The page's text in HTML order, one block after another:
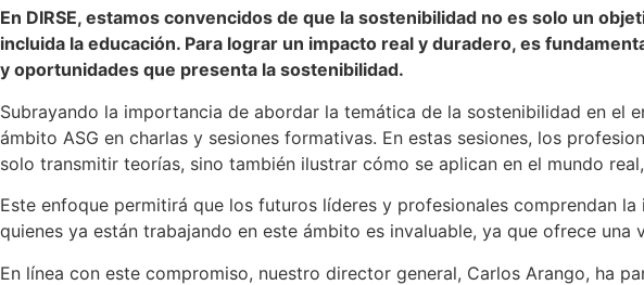
En DIRSE, estamos convencidos de que la sostenibilidad no es solo un
incluida la educación. Para lograr un impacto real y duradero, es
y oportunidades que presenta la sostenibilidad.
Subrayando la importancia de abordar la temática de la sostenibilidad en el
ámbito ASG en charlas y sesiones formativas. En estas sesiones, los
solo transmitir teorías, sino también ilustrar cómo se aplican en el mundo
Este enfoque permitirá que los futuros líderes y profesionales comprendan
quienes ya están trabajando en este ámbito es invaluable, ya que ofrece
En línea con este compromiso, nuestro director general, Carlos Arango, ha